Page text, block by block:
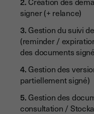
signer (+ relance)
Gestion du suivi
(reminder /
des documents
Gestion des
partiellement signé)
Gestion des
consultation /